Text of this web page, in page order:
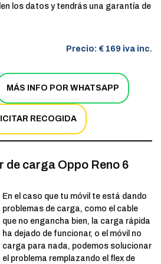
los datos y tendrás una garantía de
Precio: € 169 iva inc.
MÁS INFO POR WHATSAPP
RECOGIDA
carga Oppo Reno 6
En el caso que tu móvil te está dando
problemas de carga, como el cable
que no engancha bien, la carga rápida
ha dejado de funcionar, o el móvil no
carga para nada, podemos solucionar
el problema remplazando el flex de